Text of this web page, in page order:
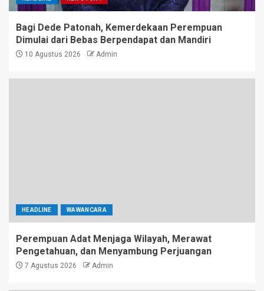
Bagi Dede Patonah, Kemerdekaan Perempuan
Dimulai dari Bebas Berpendapat dan Mandiri
10 Agustus 2026 Admin
HEADLINE WAWANCARA
Perempuan Adat Menjaga Wilayah, Merawat
Pengetahuan, dan Menyambung Perjuangan
7 Agustus 2026 Admin